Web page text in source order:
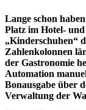
Lange schon
Platz im Hotel- und
„Kinderschuhen“
Zahlenkolonnen
der Gastronomie
Automation
Bonausgabe über
Verwaltung der